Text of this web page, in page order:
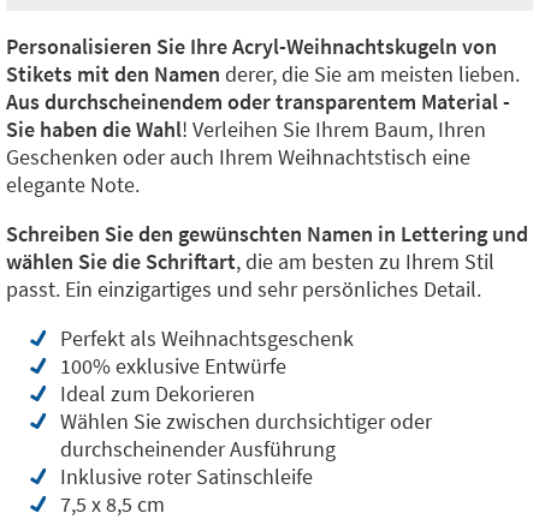
Personalisieren Sie Ihre Acryl-Weihnachtskugeln von
Stikets mit den Namen derer, die Sie am meisten lieben.
Aus durchscheinendem oder transparentem Material -
Sie haben die Wahl! Verleihen Sie Ihrem Baum, Ihren
Geschenken oder auch Ihrem Weihnachtstisch eine
elegante Note.
Schreiben Sie den gewünschten Namen in Lettering und
wählen Sie die Schriftart, die am besten zu Ihrem Stil
passt. Ein einzigartiges und sehr persönliches Detail.
Perfekt als Weihnachtsgeschenk
100% exklusive Entwürfe
Ideal zum Dekorieren
Wählen Sie zwischen durchsichtiger oder
durchscheinender Ausführung
Inklusive roter Satinschleife
7,5 x 8,5 cm